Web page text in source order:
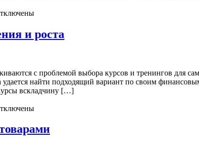
и роста
с проблемой выбора курсов и тренингов для
найти подходящий вариант по своим
вскладчину […]